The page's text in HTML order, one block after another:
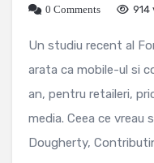
0 Comments
914
Un studiu recent al
arata ca mobile-ul si
an, pentru retaileri,
media. Ceea ce vreau
Dougherty,